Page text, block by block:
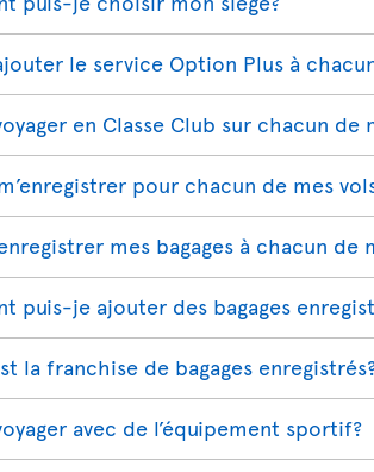
le service Option Plus à
en Classe Club sur chacun de
pour chacun de mes
mes bagages à chacun de
puis-je ajouter des bagages
la franchise de bagages
avec de l’équipement sportif?